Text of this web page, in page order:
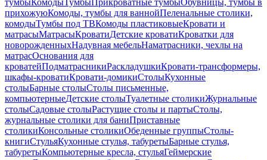
тумбыКомодыТумбыПрикроватные тумбыОбувницы, тумбы в
прихожуюКомоды, тумбы для ваннойПеленальные столики,
комодыТумбы под ТВКомоды пластиковыеКровати и
матрасыМатрасыКроватиДетские кроватиКроватки для
новорожденныхНадувная мебельНаматрасники, чехлы на
матрасОснования для
кроватейПодматрасникиРаскладушкиКровати-трансформеры,
шкафы-кроватиКровати-домикиСтолыКухонные
столыБарные столыСтолы письменные,
компьютерныеДетские столыТуалетные столикиЖурнальные
столыСадовые столыРастущие столы и партыСтолы,
журнальные столики для баниПриставные
столикиКонсольные столикиОбеденные группыСтолы-
книгиСтульяКухонные стулья, табуретыБарные стулья,
табуретыКомпьютерные кресла, стульяГеймерские